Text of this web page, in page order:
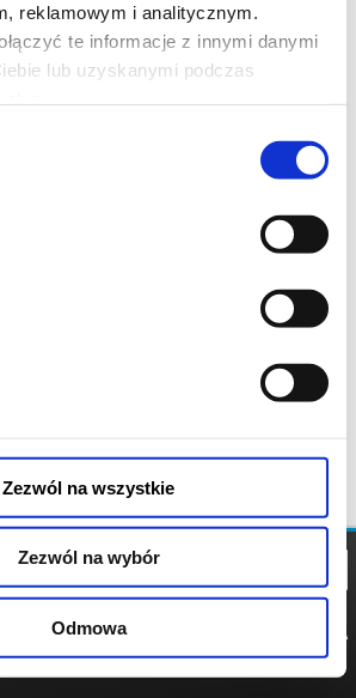
reklamowym i analitycznym.
te informacje z innymi danymi
lub uzyskanymi podczas
Zezwól na wszystkie
Zezwól na wybór
Odmowa
POLITYKA
POLITYKA